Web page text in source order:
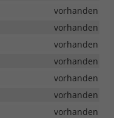
vorhanden
vorhanden
vorhanden
vorhanden
vorhanden
vorhanden
vorhanden